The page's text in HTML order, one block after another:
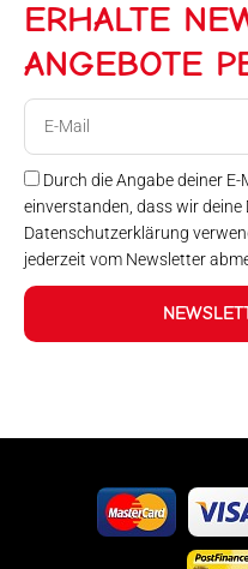
ERHALTE
ANGEBOTE
Durch die Angabe deiner
einverstanden, dass wir
Datenschutzerklärung
jederzeit vom Newsletter